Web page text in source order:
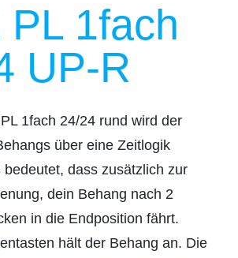
PL 1fach
UP-R
1fach 24/24 rund wird der
über eine Zeitlogik
dass zusätzlich zur
dein Behang nach 2
in die Endposition fährt.
hält der Behang an. Die